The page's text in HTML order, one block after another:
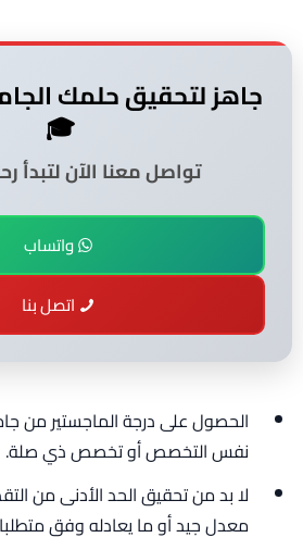
جاهز لتحقيق حلمك
🎓
تواصل معنا الآن لتبدأ
واتساب
اتصل بنا
الحصول على درجة الماجستير من
نفس التخصص أو تخصص ذي صلة.
لا بد من تحقيق الحد الأدنى من
معدل جيد أو ما يعادله وفق